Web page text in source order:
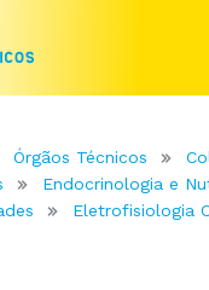
Órgãos Técnicos
Endocrinologia e
Eletrofisiologia